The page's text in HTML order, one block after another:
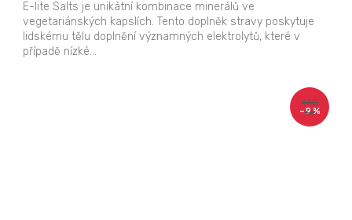
cena:
E-lite Salts je unikátní kombinace minerálů ve
vegetariánských kapslích. Tento doplněk stravy poskytuje
lidskému tělu doplnění významných elektrolytů, které v
případě nízké...
440
Kč
–9 %